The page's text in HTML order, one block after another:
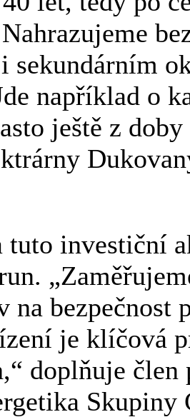
sekundárním
například o
ještě z
tuto investiční
na bezpečnost
je klíčová
doplňuje